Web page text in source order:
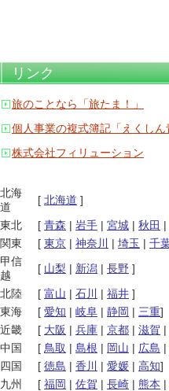
リンク
旅のことなら「旅たま！」
個人事業の複式簿記「えくしん
株式会社フィリューション
北海
道
[ 北海道 ]
東北
[ 青森 | 岩手 | 宮城 | 秋田 |
関東
[ 東京 | 神奈川 | 埼玉 | 千
甲信
越
[ 山梨 | 新潟 | 長野 ]
北陸
[ 富山 | 石川 | 福井 ]
東海
[ 愛知 | 岐阜 | 静岡 | 三重]
近畿
[ 大阪 | 兵庫 | 京都 | 滋賀 |
中国
[ 鳥取 | 島根 | 岡山 | 広島 |
四国
[ 徳島 | 香川 | 愛媛 | 高知]
九州
[ 福岡 | 佐賀 | 長崎 | 熊本 |